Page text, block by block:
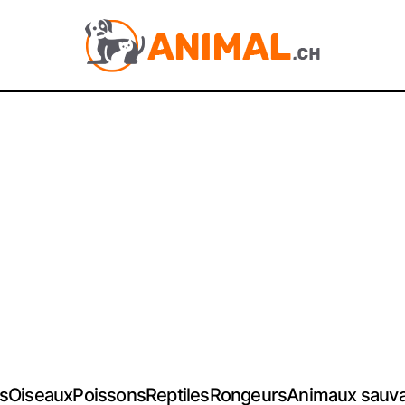
OiseauxPoissonsReptilesRongeursAnimaux